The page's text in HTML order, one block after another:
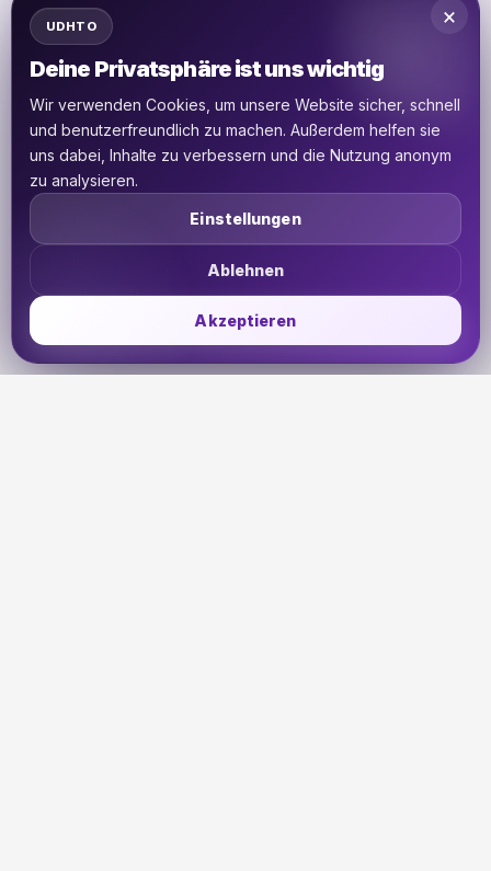
UDHTO
Deine Privatsphäre ist uns wichtig
Wir verwenden Cookies, um unsere Website sicher, schnell
und benutzerfreundlich zu machen. Außerdem helfen sie
uns dabei, Inhalte zu verbessern und die Nutzung anonym
zu analysieren.
Einstellungen
Ablehnen
Akzeptieren
×